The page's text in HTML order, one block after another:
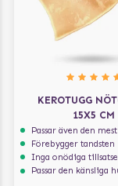
KEROTUGG
15X5 CM
Passar även den mest
Förebygger tandsten
Inga onödiga
Passar den känsliga